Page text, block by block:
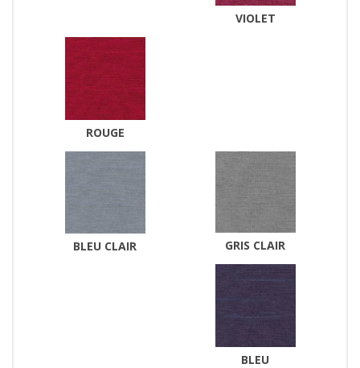
VIOLET
ROUGE
BLEU CLAIR GRIS CLAIR
BLEU